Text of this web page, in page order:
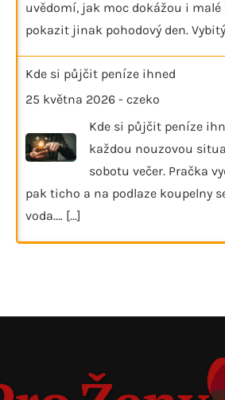
uvědomí, jak moc dokážou i
pokazit jinak pohodový den.
Kde si půjčit peníze ihned
25 května 2026 - czeko
Kde si půjčit peníze
každou nouzovou
sobotu večer. Pračka
pak ticho a na podlaze koupelny
voda.… [...]